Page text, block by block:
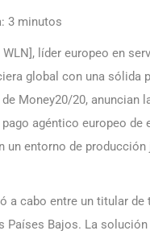
3 minutos
líder europeo en
global con una sólida
Money20/20, anuncian
agéntico europeo de
un entorno de producción
a cabo entre un titular de
Países Bajos. La